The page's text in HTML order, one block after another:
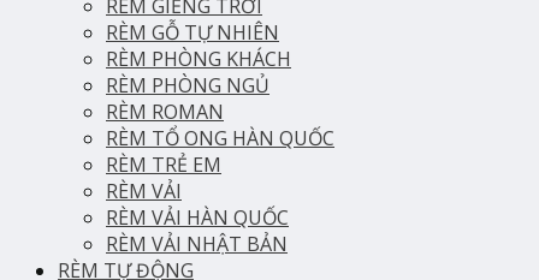
RÈM GIẾNG TRỜI
RÈM GỖ TỰ NHIÊN
RÈM PHÒNG KHÁCH
RÈM PHÒNG NGỦ
RÈM ROMAN
RÈM TỔ ONG HÀN QUỐC
RÈM TRẺ EM
RÈM VẢI
RÈM VẢI HÀN QUỐC
RÈM VẢI NHẬT BẢN
RÈM TỰ ĐỘNG